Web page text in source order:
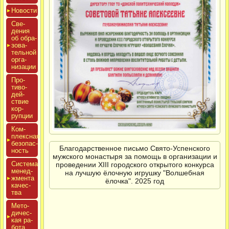
Новос­ти
Све­
дения
об об­ра­
зова­
тель­ной
ор­га­
низа­ции
Про­
тиво­
дей­
ствие
кор­
рупции
Ком­
плексная
бе­зопас­
ность
Сис­те­ма
ме­нед­
жмен­та
ка­чес­
тва
Мето­
дичес­
кая ра­
бота
Благодарственное письмо Свято-Успенского
мужского монастыря за помощь в организации и
проведении XIII городского открытого конкурса
на лучшую ёлочную игрушку "Волшебная
ёлочка". 2025 год